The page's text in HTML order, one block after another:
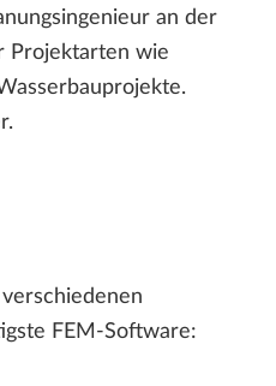
an der
Projektarten wie
FEM-Software: